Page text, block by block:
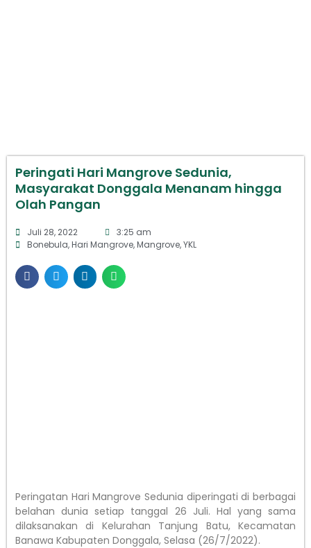
Peringati Hari Mangrove Sedunia,
Masyarakat Donggala Menanam hingga
Olah Pangan
Juli 28, 2022
3:25 am
Bonebula,Hari Mangrove,Mangrove,YKL
Peringatan Hari Mangrove Sedunia diperingati di berbagai
belahan dunia setiap tanggal 26 Juli. Hal yang sama
dilaksanakan di Kelurahan Tanjung Batu, Kecamatan
Banawa Kabupaten Donggala, Selasa (26/7/2022).